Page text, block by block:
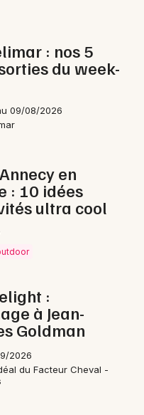
Alpes
: nos 5
du week-
09/08/2026
en
: 10 idées
ultra cool
:
à Jean-
Goldman
2026
du Facteur Cheval -